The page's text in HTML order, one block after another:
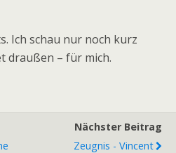
Ich schau nur noch kurz
draußen – für mich.
Nächster Beitrag
Zeugnis - Vincent